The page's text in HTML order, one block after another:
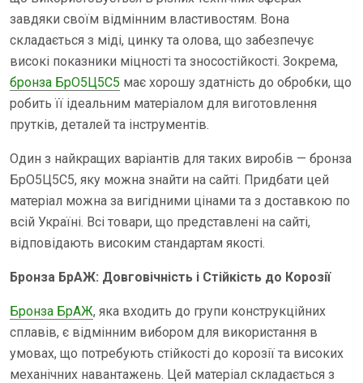
завдяки своїм відмінним властивостям. Вона
складається з міді, цинку та олова, що забезпечує
високі показники міцності та зносостійкості. Зокрема,
бронза БрО5Ц5С5 має хорошу здатність до обробки, що
робить її ідеальним матеріалом для виготовлення
прутків, деталей та інструментів.
Один з найкращих варіантів для таких виробів — бронза
БрО5Ц5С5, яку можна знайти на сайті. Придбати цей
матеріал можна за вигідними цінами та з доставкою по
всій Україні. Всі товари, що представлені на сайті,
відповідають високим стандартам якості.
Бронза БрАЖ: Довговічність і Стійкість до Корозії
Бронза БрАЖ, яка входить до групи конструкційних
сплавів, є відмінним вибором для використання в
умовах, що потребують стійкості до корозії та високих
механічних навантажень. Цей матеріал складається з